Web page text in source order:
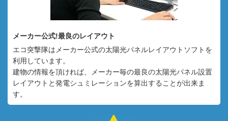
メーカー公式!最良のレイアウト
エコ突撃隊はメーカー公式の太陽光パネルレイアウトソフトを
利用しています。
建物の情報を頂ければ、メーカー毎の最良の太陽光パネル設置
レイアウトと発電シュミレーションを算出することが出来ま
す。